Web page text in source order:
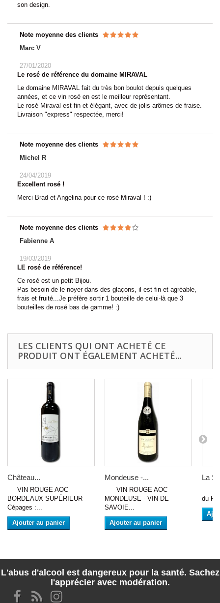
son design.
Note moyenne des clients
Marc V
27/01/2020
Le rosé de référence du domaine MIRAVAL
Le domaine MIRAVAL fait du très bon boulot depuis quelques
années, et ce vin rosé en est le meilleur représentant.
Le rosé Miraval est fin et élégant, avec de jolis arômes de fraise.
Livraison "express" respectée, merci!
Note moyenne des clients
Michel R
24/04/2019
Excellent rosé !
Merci Brad et Angelina pour ce rosé Miraval ! :)
Note moyenne des clients
Fabienne A
19/03/2019
LE rosé de référence!
Ce rosé est un petit Bijou.
Pas besoin de le noyer dans des glaçons, il est fin et agréable,
frais et fruité...Je préfère sortir 1 bouteille de celui-là que 3
bouteilles de rosé bas de gamme! :)
LES CLIENTS QUI ONT ACHETÉ CE
PRODUIT ONT ÉGALEMENT ACHETÉ...
Château...
VIN ROUGE AOC
BORDEAUX SUPÉRIEUR
Cépages :...
Ajouter au panier
Mondeuse -...
VIN ROUGE AOC
MONDEUSE - VIN DE
SAVOIE...
Ajouter au panier
La
du
L'abus d'alcool est dangereux pour la santé. Sachez
l'apprécier avec modération.